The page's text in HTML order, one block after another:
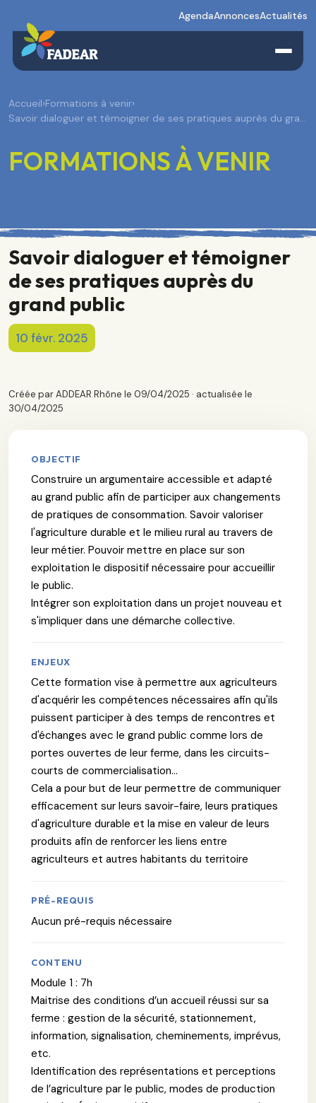
AgendaAnnoncesActualités
Accueil›Formations à venir›
Savoir dialoguer et témoigner de ses pratiques auprès du gra…
FORMATIONS À VENIR
Savoir dialoguer et témoigner
de ses pratiques auprès du
grand public
10 févr. 2025
Créée par ADDEAR Rhône le 09/04/2025 · actualisée le
30/04/2025
OBJECTIF
Construire un argumentaire accessible et adapté
au grand public afin de participer aux changements
de pratiques de consommation. Savoir valoriser
l'agriculture durable et le milieu rural au travers de
leur métier. Pouvoir mettre en place sur son
exploitation le dispositif nécessaire pour accueillir
le public.
Intégrer son exploitation dans un projet nouveau et
s'impliquer dans une démarche collective.
ENJEUX
Cette formation vise à permettre aux agriculteurs
d'acquérir les compétences nécessaires afin qu'ils
puissent participer à des temps de rencontres et
d'échanges avec le grand public comme lors de
portes ouvertes de leur ferme, dans les circuits-
courts de commercialisation...
Cela a pour but de leur permettre de communiquer
efficacement sur leurs savoir-faire, leurs pratiques
d'agriculture durable et la mise en valeur de leurs
produits afin de renforcer les liens entre
agriculteurs et autres habitants du territoire
PRÉ-REQUIS
Aucun pré-requis nécessaire
CONTENU
Module 1 : 7h
Maitrise des conditions d’un accueil réussi sur sa
ferme : gestion de la sécurité, stationnement,
information, signalisation, cheminements, imprévus,
etc.
Identification des représentations et perceptions
de l’agriculture par le public, modes de production